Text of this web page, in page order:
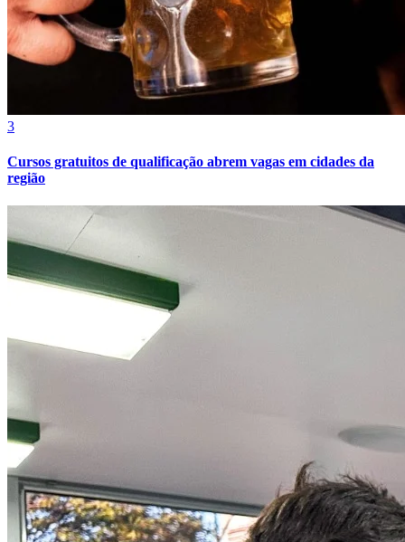
Internacional
3
Cursos gratuitos de qualificação abrem vagas em cidades da
região